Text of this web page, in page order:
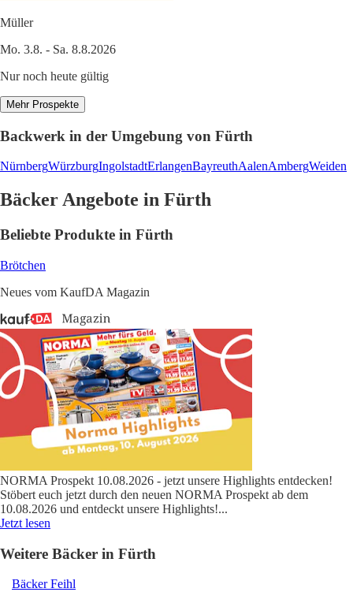
Müller
Mo. 3.8. - Sa. 8.8.2026
Nur noch heute gültig
Mehr Prospekte
Backwerk in der Umgebung von Fürth
NürnbergWürzburgIngolstadtErlangenBayreuthAalenAmbergWeiden
Bäcker Angebote in Fürth
Beliebte Produkte in Fürth
Brötchen
Neues vom KaufDA Magazin
NORMA Prospekt 10.08.2026 - jetzt unsere Highlights entdecken!
Stöbert euch jetzt durch den neuen NORMA Prospekt ab dem
10.08.2026 und entdeckt unsere Highlights!...
Jetzt lesen
Weitere Bäcker in Fürth
Bäcker Feihl